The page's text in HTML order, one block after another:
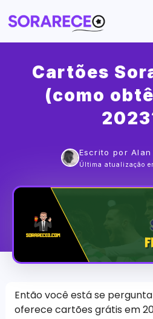
para
Cartões
(como
Escrito por Alan
Última atualização
Então você está se
oferece cartões grátis em